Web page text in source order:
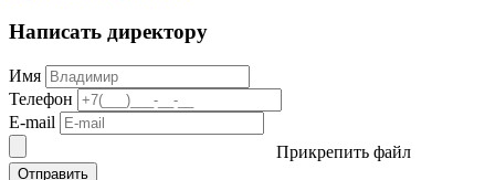
Написать директору
Имя
Телефон
E-mail
Прикрепить файл
Отправить